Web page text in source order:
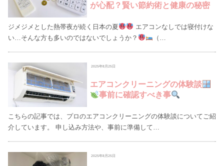
が心配？賢い節約術と健康の秘密
ジメジメとした熱帯夜が続く日本の夏
エアコンなしでは寝付けな
い…そんな方も多いのではないでしょうか？
（…
2025年8月25日
エアコンクリーニングの体験談
事前に確認すべき事
こちらの記事では、プロのエアコンクリーニングの体験談についてご紹
介しています。 申し込み方法や、事前に準備して…
2025年8月25日